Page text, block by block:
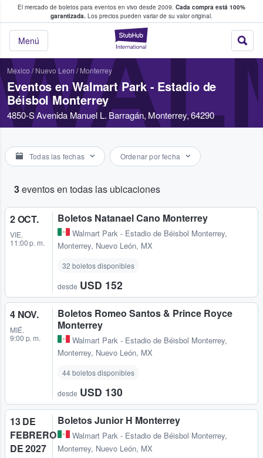
El mercado de boletos para eventos en vivo desde 2009. Cada compra está 100%
garantizada. Los precios pueden variar de su valor original.
StubHub: donde
Menú
fans compran y venden boletos
Mexico / Nuevo Leon / Monterrey
Eventos en Walmart Park - Estadio de
Béisbol Monterrey
4850-S Avenida Manuel L. Barragán, Monterrey, 64290
Todas las fechas Ordenar por fecha
3eventos en todas las ubicaciones
2 OCT.
VIE.
11:00 p. m.
Boletos Natanael Cano Monterrey
Walmart Park - Estadio de Béisbol Monterrey,
Monterrey, Nuevo León, MX
32 boletos disponibles
desde USD 152
4 NOV.
MIÉ.
9:00 p. m.
Boletos Romeo Santos & Prince Royce
Monterrey
Walmart Park - Estadio de Béisbol Monterrey,
Monterrey, Nuevo León, MX
44 boletos disponibles
desde USD 130
13 DE
FEBRERO
DE 2027
Boletos Junior H Monterrey
Walmart Park - Estadio de Béisbol Monterrey,
Monterrey, Nuevo León, MX